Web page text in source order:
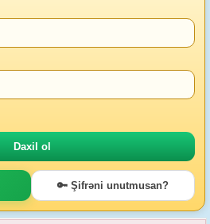
🔑 Şifrəni unutmusan?